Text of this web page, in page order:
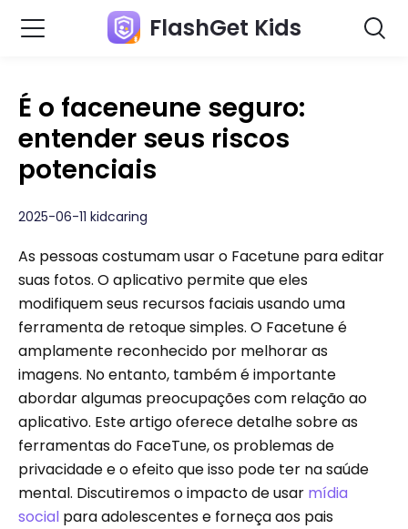
FlashGet Kids
É o faceneune seguro:
entender seus riscos
potenciais
2025-06-11 kidcaring
As pessoas costumam usar o Facetune para editar
suas fotos. O aplicativo permite que eles
modifiquem seus recursos faciais usando uma
ferramenta de retoque simples. O Facetune é
amplamente reconhecido por melhorar as
imagens. No entanto, também é importante
abordar algumas preocupações com relação ao
aplicativo. Este artigo oferece detalhe sobre as
ferramentas do FaceTune, os problemas de
privacidade e o efeito que isso pode ter na saúde
mental. Discutiremos o impacto de usar mídia
social para adolescentes e forneça aos pais